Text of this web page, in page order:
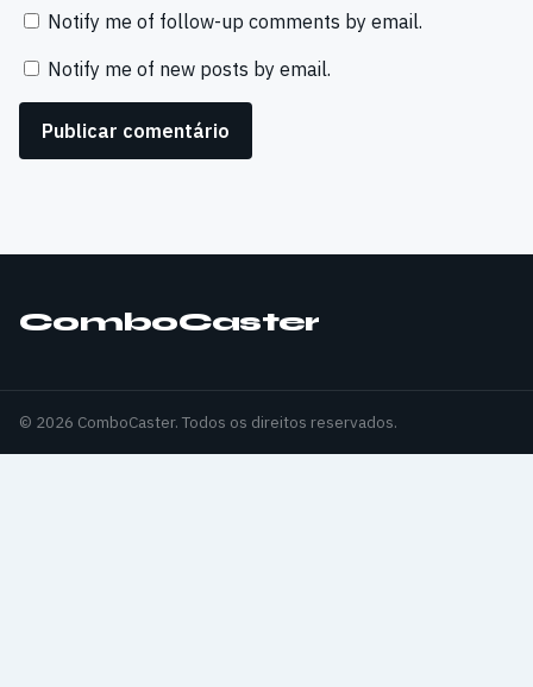
Notify me of follow-up comments by email.
Notify me of new posts by email.
ComboCaster
© 2026 ComboCaster. Todos os direitos reservados.